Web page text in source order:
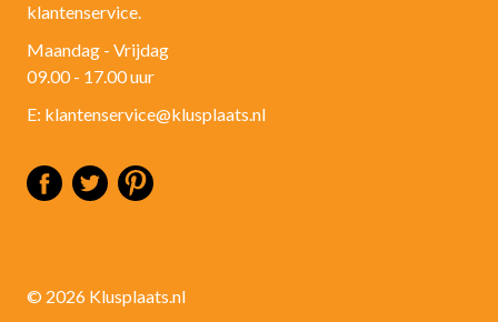
klantenservice.
Maandag - Vrijdag
09.00 - 17.00 uur
E: klantenservice@klusplaats.nl
© 2026 Klusplaats.nl